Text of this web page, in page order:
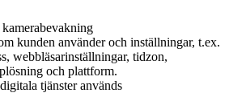
kunden använder och inställningar, t.ex.
webbläsarinställningar, tidzon,
och plattform.
tjänster används